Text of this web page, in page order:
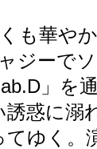
も華や
ジーで
」を
誘惑に溺
てゆく。